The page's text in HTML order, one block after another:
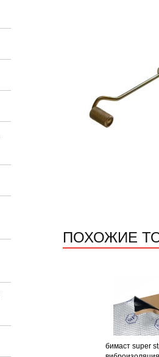
ПОХОЖИЕ
бимаст super